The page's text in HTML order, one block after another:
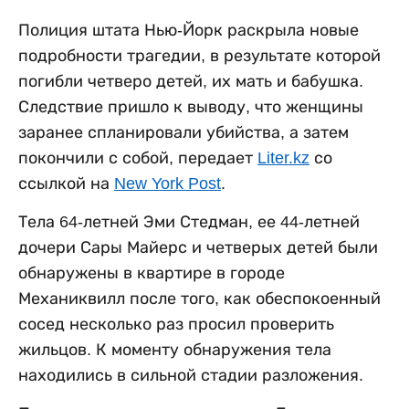
Полиция штата Нью-Йорк раскрыла новые
подробности трагедии, в результате которой
погибли четверо детей, их мать и бабушка.
Следствие пришло к выводу, что женщины
заранее спланировали убийства, а затем
покончили с собой, передает Liter.kz со
ссылкой на New York Post.
Тела 64-летней Эми Стедман, ее 44-летней
дочери Сары Майерс и четверых детей были
обнаружены в квартире в городе
Механиквилл после того, как обеспокоенный
сосед несколько раз просил проверить
жильцов. К моменту обнаружения тела
находились в сильной стадии разложения.